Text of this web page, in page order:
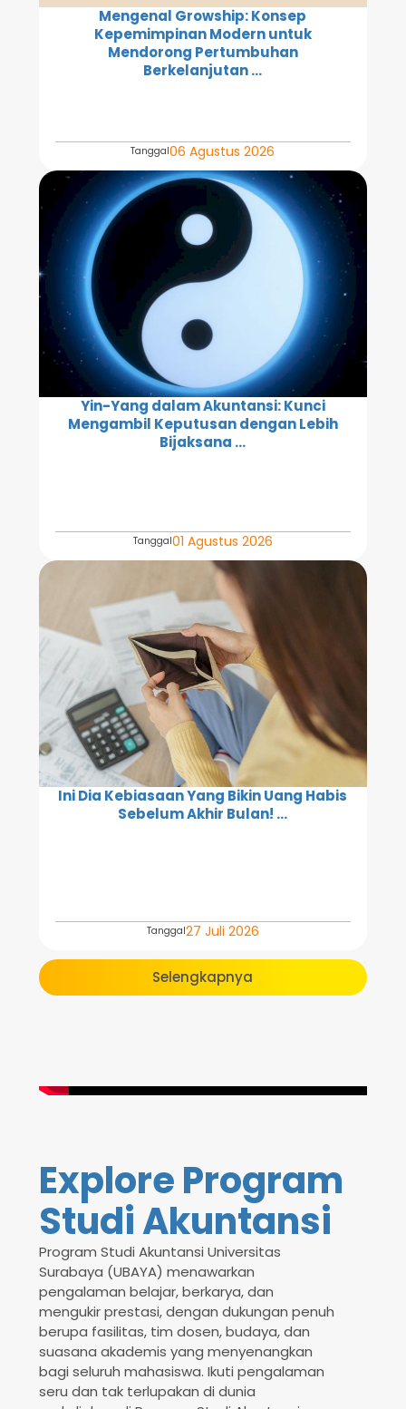
Mengenal Growship: Konsep
Kepemimpinan Modern untuk
Mendorong Pertumbuhan
Berkelanjutan ...
Tanggal06 Agustus 2026
Yin-Yang dalam Akuntansi: Kunci
Mengambil Keputusan dengan Lebih
Bijaksana ...
Tanggal01 Agustus 2026
Ini Dia Kebiasaan Yang Bikin Uang Habis
Sebelum Akhir Bulan! ...
Tanggal27 Juli 2026
Selengkapnya
Explore Program
Studi Akuntansi
Program Studi Akuntansi Universitas
Surabaya (UBAYA) menawarkan
pengalaman belajar, berkarya, dan
mengukir prestasi, dengan dukungan penuh
berupa fasilitas, tim dosen, budaya, dan
suasana akademis yang menyenangkan
bagi seluruh mahasiswa. Ikuti pengalaman
seru dan tak terlupakan di dunia